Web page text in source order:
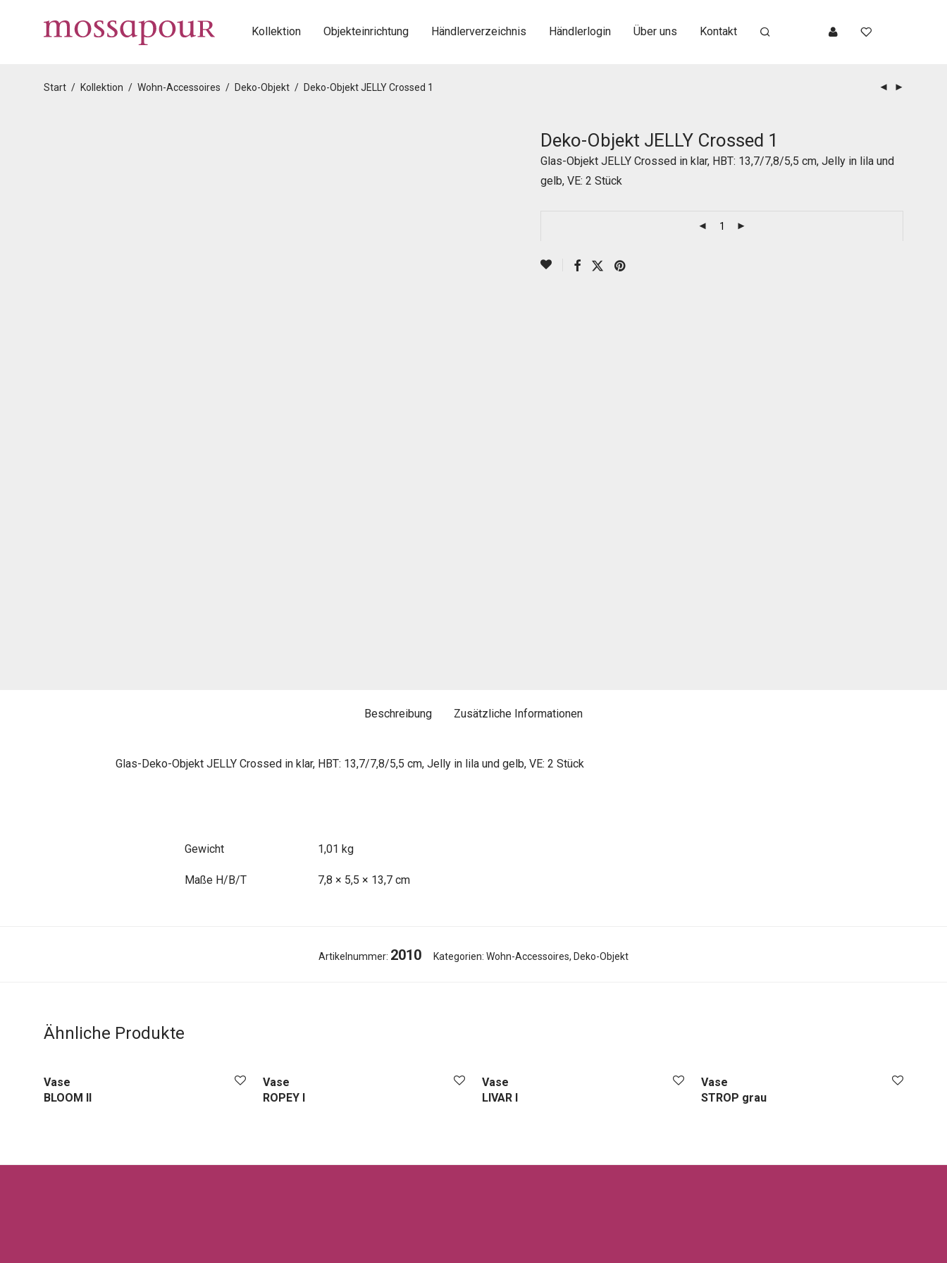
Kollektion Objekteinrichtung Händlerverzeichnis Händlerlogin Über uns Kontakt
Start / Kollektion / Wohn-Accessoires / Deko-Objekt / Deko-Objekt JELLY Crossed 1
Deko-Objekt JELLY Crossed 1
Glas-Objekt JELLY Crossed in klar, HBT: 13,7/7,8/5,5 cm, Jelly in lila und
gelb, VE: 2 Stück
Beschreibung Zusätzliche Informationen
Glas-Deko-Objekt JELLY Crossed in klar, HBT: 13,7/7,8/5,5 cm, Jelly in lila und gelb, VE: 2 Stück
Gewicht 1,01 kg
Maße 7,8 × 5,5 × 13,7 cm
Artikelnummer: 2010 Kategorien: Wohn-Accessoires, Deko-Objekt
Ähnliche Produkte
Vase
BLOOM II
Vase
ROPEY I
Vase
LIVAR I
Vase
STROP grau